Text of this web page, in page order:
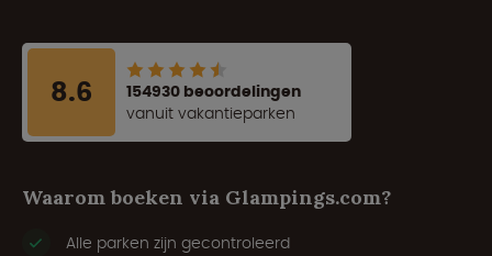
8.6
154930 beoordelingen
vanuit vakantieparken
Waarom boeken via Glampings.com?
Alle parken zijn gecontroleerd